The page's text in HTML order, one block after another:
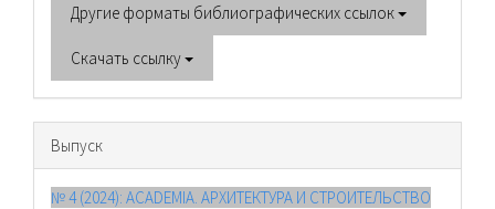
Другие форматы библиографических ссылок
Скачать ссылку
Выпуск
№ 4 (2024): ACADEMIA. АРХИТЕКТУРА И СТРОИТЕЛЬСТВО